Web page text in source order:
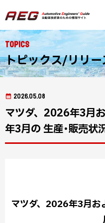
Topics
トピックス/リリー
2026.05.08
マツダ、2026年3月
年3月の 生産･販売状
マツダ、2026年3月